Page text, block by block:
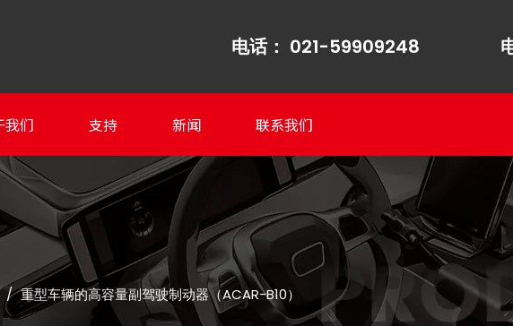
电话： 021-59909248
我们 支持 新闻 联系我们
/ 重型车辆的高容量副驾驶制动器（ACAR-B10）